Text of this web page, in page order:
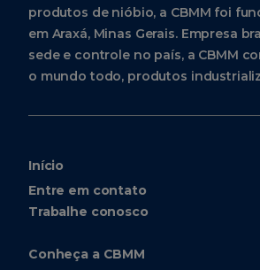
produtos de nióbio, a CBMM foi
em Araxá, Minas Gerais. Empresa
sede e controle no país, a CBMM
o mundo todo, produtos
Início
Entre em contato
Trabalhe conosco
Conheça a CBMM